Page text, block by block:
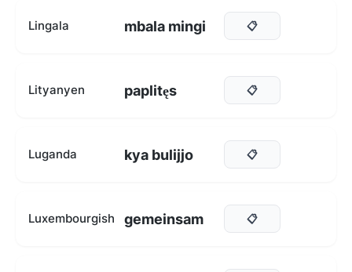
Lingala mbala mingi 📋
Lityanyen paplitęs 📋
Luganda kya bulijjo 📋
Luxembourgish gemeinsam 📋